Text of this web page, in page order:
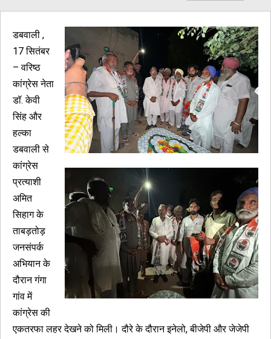
डबवाली ,
17 सितंबर
– वरिष्ठ
कांग्रेस नेता
डॉ. केवी
सिंह और
हल्का
डबवाली से
कांग्रेस
प्रत्याशी
अमित
सिहाग के
ताबड़तोड़
जनसंपर्क
अभियान के
दौरान गंगा
गांव में
कांग्रेस की
एकतरफा लहर देखने को मिली। दौरे के दौरान इनेलो, बीजेपी और जेजेपी